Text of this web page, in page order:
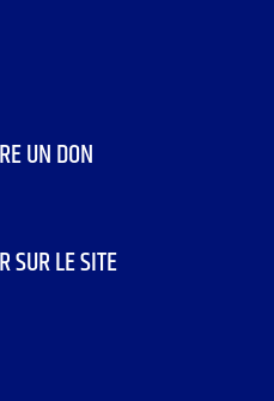
UN DON
SUR LE SITE